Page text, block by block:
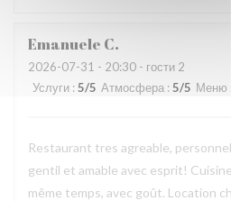
Emanuele C
2026-07-31 - 20:30 - гости 2
Услуги :5/5 Атмосфера : 5/5 Меню
Restaurant tres agreable,
gentil et amable avec esprit!
même temps, avec goût. Location